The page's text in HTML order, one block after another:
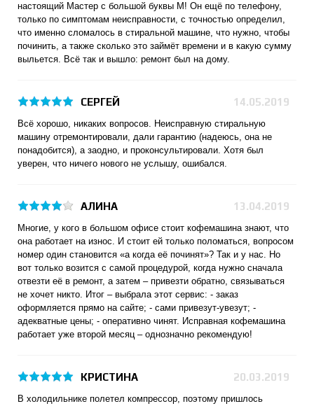
настоящий Мастер с большой буквы М! Он ещё по телефону,
только по симптомам неисправности, с точностью определил,
что именно сломалось в стиральной машине, что нужно, чтобы
починить, а также сколько это займёт времени и в какую сумму
выльется. Всё так и вышло: ремонт был на дому.
СЕРГЕЙ 14.05.2019
Всё хорошо, никаких вопросов. Неисправную стиральную
машину отремонтировали, дали гарантию (надеюсь, она не
понадобится), а заодно, и проконсультировали. Хотя был
уверен, что ничего нового не услышу, ошибался.
АЛИНА 13.04.2019
Многие, у кого в большом офисе стоит кофемашина знают, что
она работает на износ. И стоит ей только поломаться, вопросом
номер один становится «а когда её починят»? Так и у нас. Но
вот только возится с самой процедурой, когда нужно сначала
отвезти её в ремонт, а затем – привезти обратно, связываться
не хочет никто. Итог – выбрала этот сервис: - заказ
оформляется прямо на сайте; - сами привезут-увезут; -
адекватные цены; - оперативно чинят. Исправная кофемашина
работает уже второй месяц – однозначно рекомендую!
КРИСТИНА 20.03.2019
В холодильнике полетел компрессор, поэтому пришлось